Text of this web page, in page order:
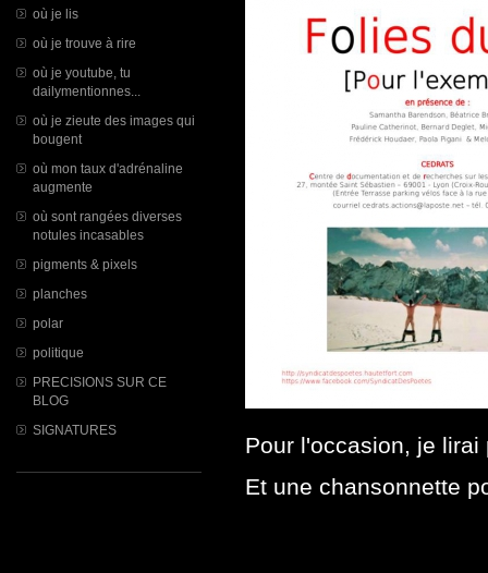
où je lis
où je trouve à rire
où je youtube, tu
dailymentionnes...
où je zieute des images qui
bougent
où mon taux d'adrénaline
augmente
où sont rangées diverses
notules incasables
pigments & pixels
planches
polar
politique
PRECISIONS SUR CE
BLOG
SIGNATURES
Pour l'occasion, je
Et une chansonnette